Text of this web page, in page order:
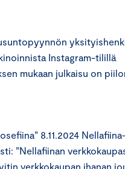
Instagram-tilillä
mukaan julkaisu on
8.11.2024
”Nellafiinan
verkkokaupan ihanan